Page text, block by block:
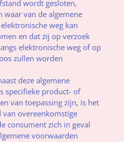
wordt gesloten,
waar van de algemene
weg kan
en dat zij op verzoek
elektronische weg of op
zullen worden
deze algemene
specifieke product- of
van toepassing zijn, is het
overeenkomstige
consument zich in geval
voorwaarden